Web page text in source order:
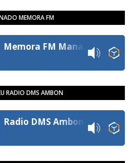
MEMORA FM
RADIO DMS AMBON
Radio DMS Ambon